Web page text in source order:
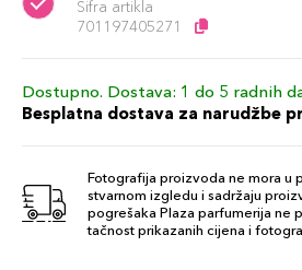
Šifra artikla
701197405271
Dostupno. Dostava: 1 do 5 radnih
Besplatna dostava za narudžbe
Fotografija proizvoda ne mora u
stvarnom izgledu i sadržaju
pogrešaka Plaza parfumerija ne
tačnost prikazanih cijena i